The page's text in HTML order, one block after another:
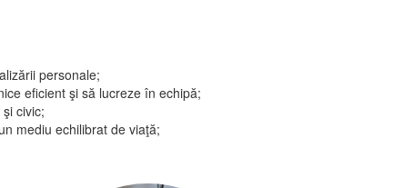
personale;
eficient şi să lucreze în echipă;
civic;
mediu echilibrat de viaţă;